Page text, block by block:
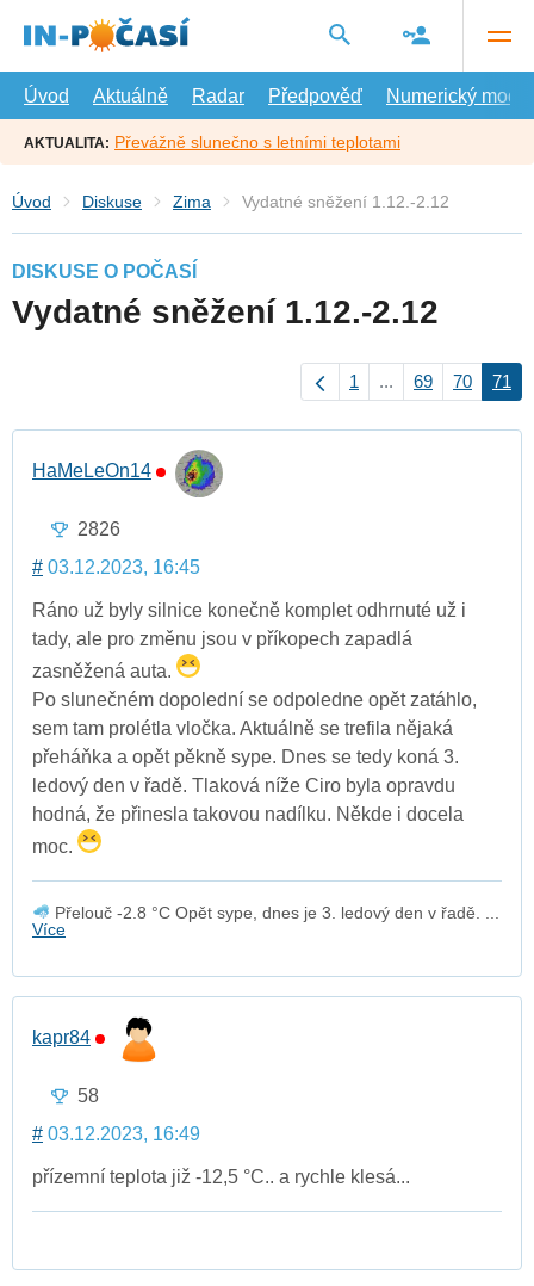
hlavní
Úvod
Aktuálně Radar Předpověď Numerický model
AKTUALITA: Převážně slunečno s letními teplotami
Úvod Diskuse Zima Vydatné sněžení 1.12.-2.12
DISKUSE O POČASÍ
Vydatné sněžení 1.12.-2.12
1 ... 69 70 71
HaMeLeOn14
2826
# 03.12.2023, 16:45
Ráno už byly silnice konečně komplet odhrnuté už i
tady, ale pro změnu jsou v příkopech zapadlá
zasněžená auta.
Po slunečném dopolední se odpoledne opět zatáhlo,
sem tam prolétla vločka. Aktuálně se trefila nějaká
přeháňka a opět pěkně sype. Dnes se tedy koná 3.
ledový den v řadě. Tlaková níže Ciro byla opravdu
hodná, že přinesla takovou nadílku. Někde i docela
moc.
Přelouč -2.8 °C Opět sype, dnes je 3. ledový den v řadě. ...
Více
kapr84
58
# 03.12.2023, 16:49
přízemní teplota již -12,5 °C.. a rychle klesá...